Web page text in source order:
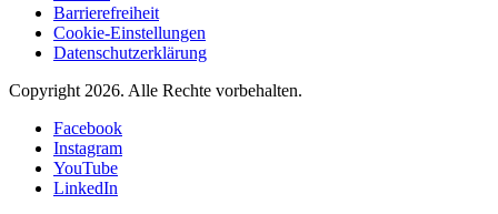
Barrierefreiheit
Cookie-Einstellungen
Datenschutzerklärung
Copyright 2026. Alle Rechte vorbehalten.
Facebook
Instagram
YouTube
LinkedIn